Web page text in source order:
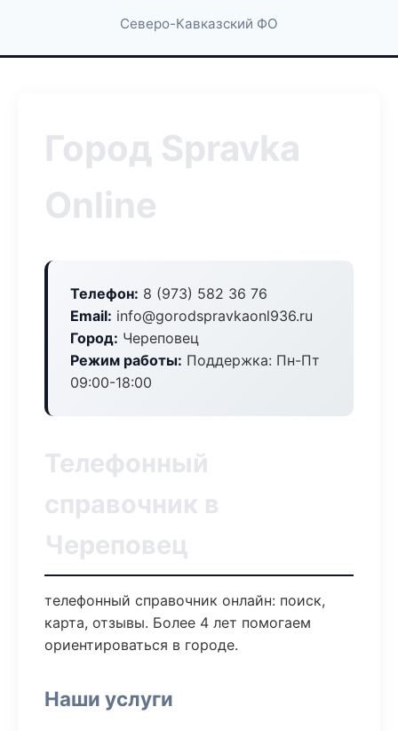
Северо-Кавказский ФО
Город Spravka
Online
Телефон: 8 (973) 582 36 76
Email: info@gorodspravkaonl936.ru
Город: Череповец
Режим работы: Поддержка: Пн-Пт
09:00-18:00
Телефонный
справочник в
Череповец
телефонный справочник онлайн: поиск,
карта, отзывы. Более 4 лет помогаем
ориентироваться в городе.
Наши услуги